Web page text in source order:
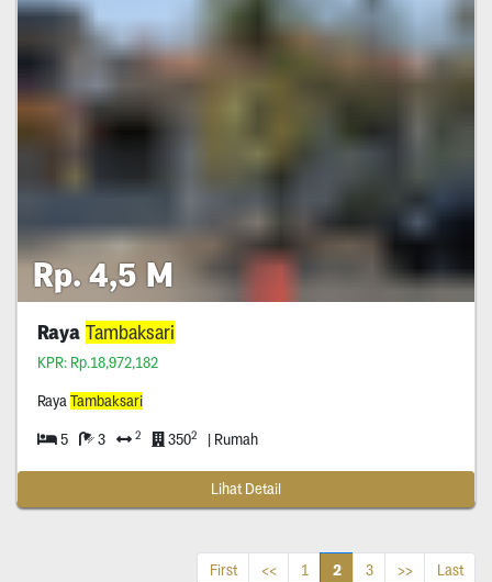
Rp. 4,5 M
Raya Tambaksari
KPR: Rp.18,972,182
RayaTambaksari
5 3 2 3502 | Rumah
Lihat Detail
First << 1 2 3 >> Last